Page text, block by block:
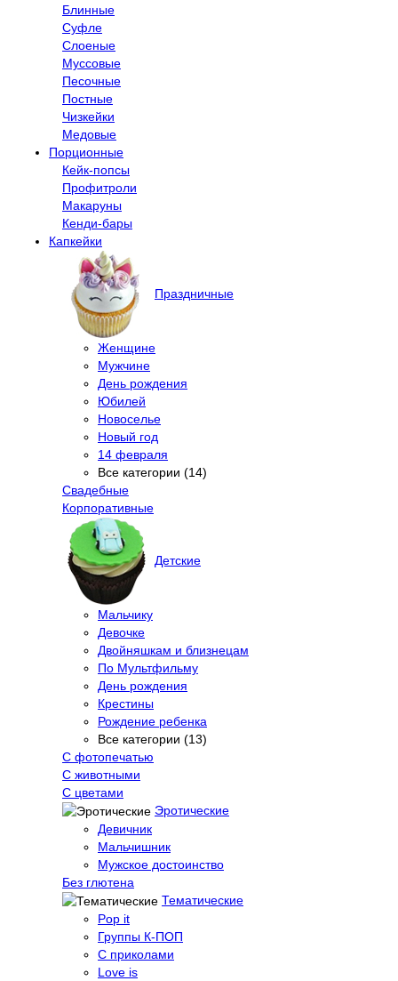
Блинные
Суфле
Слоеные
Муссовые
Песочные
Постные
Чизкейки
Медовые
Порционные
Кейк-попсы
Профитроли
Макаруны
Кенди-бары
Капкейки
Праздничные
Женщине
Мужчине
День рождения
Юбилей
Новоселье
Новый год
14 февраля
Все категории (14)
Свадебные
Корпоративные
Детские
Мальчику
Девочке
Двойняшкам и близнецам
По Мультфильму
День рождения
Крестины
Рождение ребенка
Все категории (13)
С фотопечатью
C животными
С цветами
Эротические
Девичник
Мальчишник
Мужское достоинство
Без глютена
Тематические
Pop it
Группы К-ПОП
С приколами
Love is